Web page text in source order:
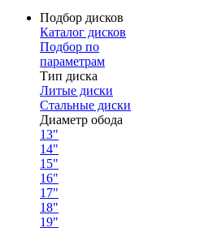
Подбор дисков
Каталог дисков
Подбор по
параметрам
Тип диска
Литые диски
Стальные диски
Диаметр обода
13"
14"
15"
16"
17"
18"
19"